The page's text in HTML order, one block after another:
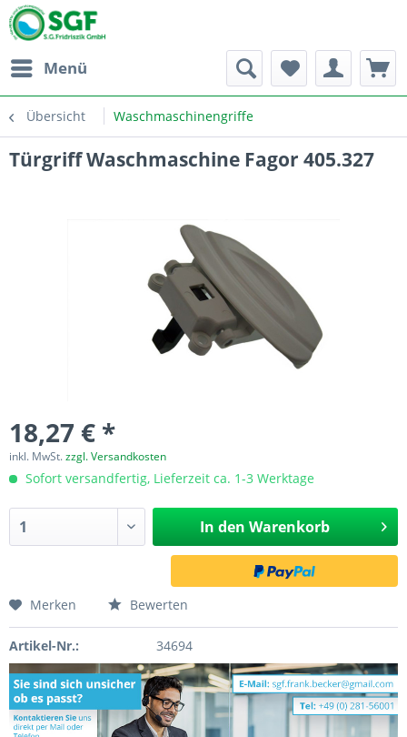
Menü
Übersicht Waschmaschinengriffe
Türgriff Waschmaschine Fagor 405.327
18,27 € *
inkl. MwSt.zzgl. Versandkosten
Sofort versandfertig, Lieferzeit ca. 1-3 Werktage
In den Warenkorb
Merken Bewerten
Artikel-Nr.: 34694